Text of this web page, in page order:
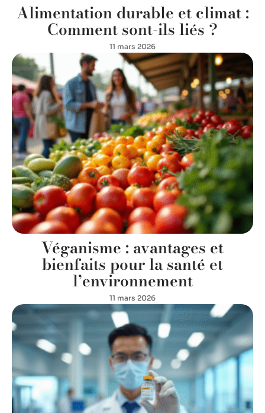
Alimentation durable et climat :
Comment sont-ils liés ?
11 mars 2026
Véganisme : avantages et
bienfaits pour la santé et
l’environnement
11 mars 2026